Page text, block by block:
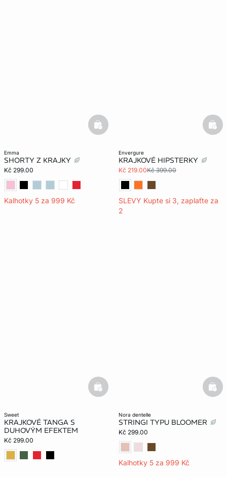
emma
SHORTY Z KRAJKY
Kč 299.00
Kalhotky 5 za 999 Kč
basketfull
envergure
KRAJKOVÉ HIPSTERKY
Kč 219.00Kč 399.00
SLEVY Kupte si 3, zaplaťte za
2
sweet
KRAJKOVÉ TANGA S
DUHOVÝM EFEKTEM
Kč 299.00
basketfull
nora dentelle
STRINGI TYPU BLOOMER
Kč 299.00
Kalhotky 5 za 999 Kč